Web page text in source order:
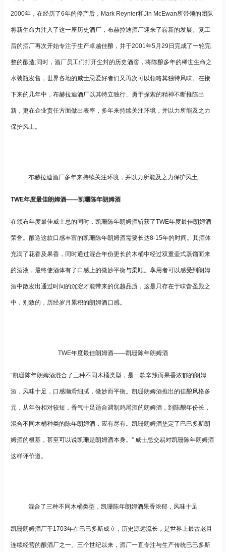
2000年，在经历了6年的停产后，Mark Reynier和Jin McEwan所带领的团队
将新生命力注入了这一座历史酒厂，布赫拉迪酒厂迎来了崭新的发展。复工
后的酒厂再次开始专注于生产卓越佳酿，并于2001年5月29日完成了一轮完
整的酿造;同时，酒厂员工们打开尘封的历史酒窖，将陈酿多年的稀世生命之
水装瓶发售，世界各地的威士忌爱好者们又再次可以领略其独特风味。在接
下来的几年中，布赫拉迪酒厂以其特立独行、勇于探索的精神不断推陈出
新，更在企业责任方面做出表率，多年来持续关注环境，并以力所能及之力
保护风土。
布赫拉迪酒厂多年来持续关注环境，并以力所能及之力保护风土
TWE年度最佳朗姆酒——凯珊陈年朗姆酒
在颁布年度最佳威士忌的同时，凯珊陈年朗姆酒斩获了TWE年度最佳朗姆酒
荣誉。酿造这款口感丰富的凯珊陈年朗姆酒需要长达8-15年的时间。其酒体
充满了花香及果香，同时通过混合年份更长的木桶中经过双重壶式蒸馏而来
的酒液，最终使酒体有了口感上的微妙平衡与柔顺。享用者可以感受到朗姆
酒中散发出通过时间的沉淀才能带来的优越品质，这是只存在于味蕾圣殿之
中，别致的，历经岁月累积的朗姆酒口感。
TWE年度最佳朗姆酒——凯珊陈年朗姆酒
“凯珊陈年朗姆酒混合了三种不同木桶类型，是一款辛辣而果香浓郁的朗姆
酒，风味十足，口感顺滑细腻，微妙而平衡。凯珊朗姆酒推出的佳酿风格多
元，从年份相对较短，香气十足适合调制鸡尾酒的朗姆酒，到陈酿年份长，
混合不同木桶种类的陈年朗姆酒，应有尽有。凯珊朗姆酒垫定了巴巴多斯朗
姆酒的根基，甚至可以说凯珊是朗姆酒本身。” 威士忌交易对凯珊陈年朗姆酒
这样评价道。
混合了三种不同木桶类型，凯珊陈年朗姆酒果香浓郁，风味十足
凯珊朗姆酒厂于1703年在巴巴多斯成立，历史源远流长，是世界上最古老且
连续经营的酿酒厂之一。三个世纪以来，酒厂一直专注与生产传统巴巴多斯